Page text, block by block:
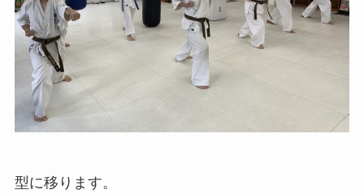
型に移ります。